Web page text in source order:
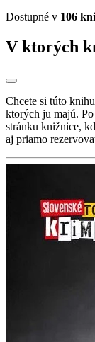
Dostupné v 106
V ktorých
Chcete si túto
ktorých ju majú.
stránku knižnice,
aj priamo